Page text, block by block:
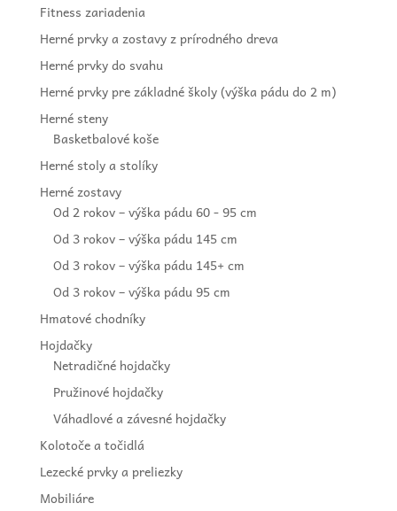
Fitness zariadenia
Herné prvky a zostavy z prírodného dreva
Herné prvky do svahu
Herné prvky pre základné školy (výška pádu do 2 m)
Herné steny
Basketbalové koše
Herné stoly a stolíky
Herné zostavy
Od 2 rokov – výška pádu 60 - 95 cm
Od 3 rokov – výška pádu 145 cm
Od 3 rokov – výška pádu 145+ cm
Od 3 rokov – výška pádu 95 cm
Hmatové chodníky
Hojdačky
Netradičné hojdačky
Pružinové hojdačky
Váhadlové a závesné hojdačky
Kolotoče a točidlá
Lezecké prvky a preliezky
Mobiliáre